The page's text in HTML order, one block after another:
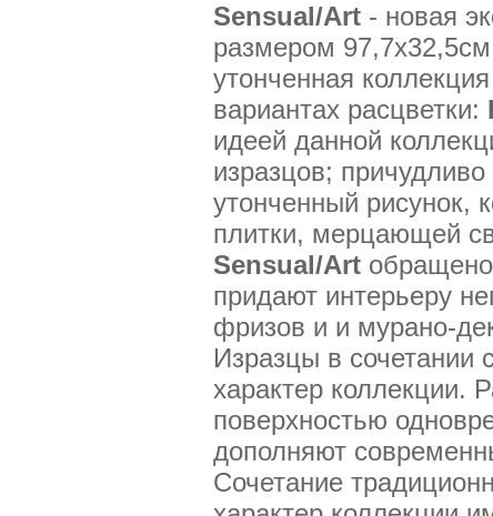
Sensual/Art - новая
размером
утонченная
вариантах расцветки:
идеей данной
изразцов;
утонченный рисунок,
плитки, мерцающей
Sensual/Art
придают интерьеру
фризов и и мурано-
Изразцы в сочетании
характер коллекции.
поверхностью
дополняют
Сочетание